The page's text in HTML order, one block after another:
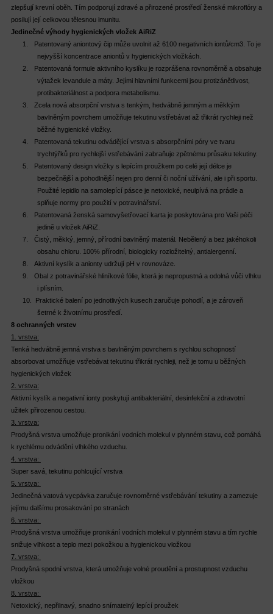
zlepšují krevní oběh. Tím podporují zdravé a přirozené prostředí ženské mikroflóry a
posilují její celkovou tělesnou imunitu.
Jedinečné výhody hygienických vložek AiRiZ
1.
Patentovaný aniontový čip může uvolnit až 6100 negativních iontů/cm3. To je
nejvyšší koncentrace aniontů v hygienických vložkách.
2.
Patentovaná formule aktivního kyslíku je rozprášena rovnoměrně a obsahuje
výtažek levandule a máty. Jejími hlavními funkcemi jsou protizánětlivost,
protibakteriálnost a podpora metabolismu.
3.
Zcela nová absorpční vrstva s tenkým, hedvábně jemným a měkkým
bavlněným povrchem umožňuje tekutinu vstřebávat až třikrát rychleji než
běžné hygienické vložky.
4.
Patentovaná tekutinu odvádějící vrstva s absorpčními póry ve tvaru
trychtýřků pro rychlejší vstřebávání zabraňuje zpětnému průsaku tekutiny.
5.
Patentovaný design vložky s lepícím proužkem po celé její délce je
bezpečnější a pohodlnější nejen pro denní či noční užívání, ale i při sportu.
Použité lepidlo na samolepící pásce je netoxické, neulpívá na prádle a
splňuje normy pro použití v potravinářství.
6.
Patentovaná ženská samovyšetřovací karta je poskytována pro Vaši péči
jedině u vložek AiRiZ.
7.
Čistý, měkký, jemný, přírodní bavlněný materiál. Nebělený a bez jakéhokoli
obsahu chloru. 100% přírodní, biologicky rozložitelný, antialergenní.
8.
Aktivní kyslík a anionty udržují pH v rovnováze.
9.
Obal z potravinářské hliníkové fólie, která je nepropustná a odolná vůči vlhku
i plísním.
10.
Praktické balení po jednotlivých kusech zaručuje pohodlí, a je zároveň
šetrné k životnímu prostředí.
8 ochranných vrstev
1. vrstva:
Tenká hedvábně jemná vrstva s bavlněným povrchem s rychlou schopností
absorbovat umožňuje vstřebávat tekutinu třikrát rychleji, než je tomu u běžných
hygienických vložek
2. vrstva:
Aktivní kyslík a negativní ionty poskytují antibakteriální, desinfekční a zdravotní
užitek přirozenou cestou.
3. vrstva:
Prodyšná vrstva umožňuje pronikání vodních molekul v plynném stavu, což pomáhá
k rychlému odvádění vlhkého vzduchu.
4. vrstva:
Super savá, tekutinu pohlcující vrstva
5. vrstva:
Jedinečná vatová vycpávka zaručuje rovnoměrné vstřebávání tekutiny a zamezuje
jejímu dalšímu prosakování po stranách
6. vrstva:
Prodyšná vrstva umožňuje pronikání vodních molekul v plynném stavu a tím rychle
snižuje vlhkost a teplo mezi pokožkou a hygienickou vložkou
7. vrstva:
Prodyšná spodní vrstva, která umožňuje volné proudění a prostupnost vzduchu
vložkou
8. vrstva:
Netoxický, nepřilnavý, snadno snímatelný lepící proužek